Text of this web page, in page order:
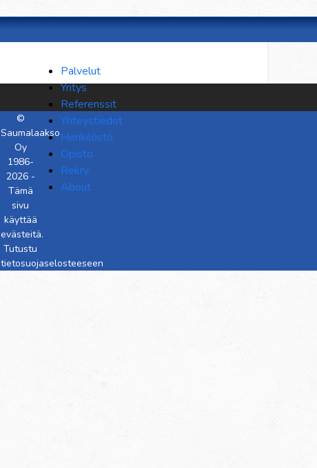
Palvelut
Yritys
Referenssit
Yhteystiedot
Henkilöstö
Opisto
Rekry
About
©
Saumalaakso
Oy
1986-
2026 -
Tämä
sivu
käyttää
evästeitä.
Tutustu
tietosuojaselosteeseen